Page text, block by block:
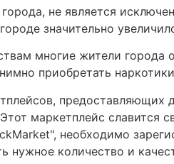
не является
значительно
многие жители
приобретать
предоставляющих
маркетплейс
необходимо
нужное количество и